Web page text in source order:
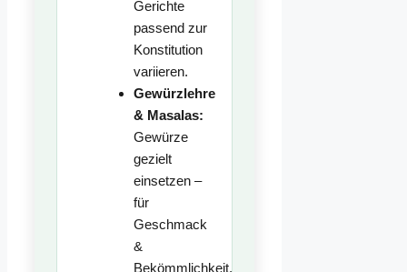
Gerichte
passend zur
Konstitution
variieren.
Gewürzlehre
& Masalas:
Gewürze
gezielt
einsetzen –
für
Geschmack
&
Bekömmlichkeit.